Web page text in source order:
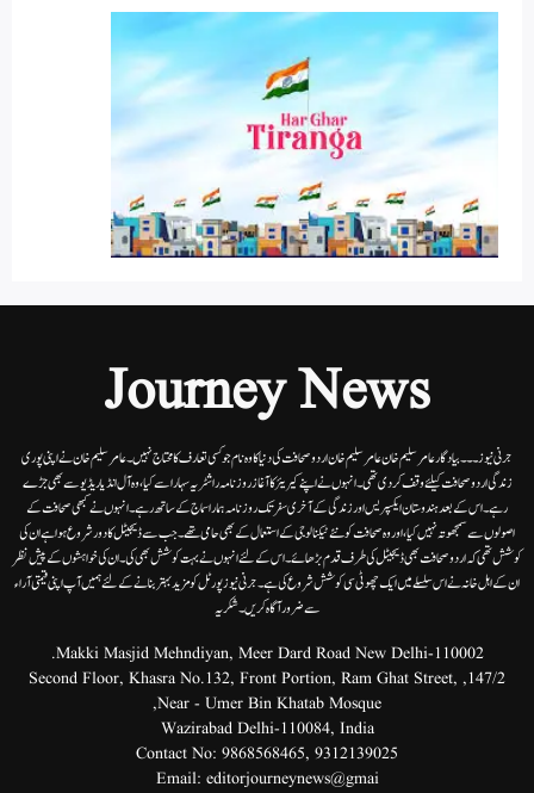
Journey News
جرنی نیوز۔۔۔بیاد گار عامر سلیم خان عامر سلیم خان اردوصحافت کی دنیا کاوہ نام جو کسی تعارف کا محتاج نہیں۔عامرسلیم خان نے اپنی پوری
زندگی اردوصحافت کیلئے وقف کردی تھی۔انہوں نے اپنے کیریئر کا آغاز روزنامہ راشٹریہ سہارا سے کیا،وہ آل انڈیا ریڈیوسے بھی جڑے
رہے۔ اس کے بعد ہندوستان ایکسپریس اور زندگی کے آخری سفر تک روزنامہ ہمارا سماج کے ساتھ رہے۔ انہوں نے کبھی صحافت کے
اصولوں سے سمجھوتہ نہیں کیا، اور وہ صحافت کو نئے ٹیکنالوجی کے استعمال کے بھی حامی تھے۔ جب سے ڈیجیٹل کا دور شروع ہوا ہے ان کی
کوشش تھی کہ اردو صحافت بھی ڈیجیٹل کی طرف قدم بڑھائے۔ اس کے لئے انہوں نے بہت کوشش بھی کی۔ ان کی خواہشوں کے پیش نظر
ان کے اہل خانہ نے اس سلسلے میں ایک چھوٹی سی کوشش شروع کی ہے۔جرنی نیوز پورٹل کو مزید بہتر بنانے کے لئے ہمیں آپ اپنی قیمتی آراء
سے ضرور آگاہ کریں۔شکریہ
Makki Masjid Mehndiyan, Meer Dard Road New Delhi-110002.
147/2, Second Floor, Khasra No.132, Front Portion, Ram Ghat Street,
Near - Umer Bin Khatab Mosque,
Wazirabad Delhi-110084, India
Contact No: 9868568465, 9312139025
Email: editorjourneynews@gmai